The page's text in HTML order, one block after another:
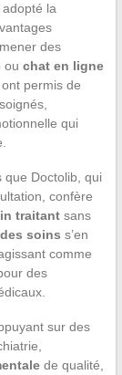
la
des
ou chat en ligne
permis de
qui
Doctolib, qui
confère
traitantsans
soins s’en
comme
des
sur des
de qualité,